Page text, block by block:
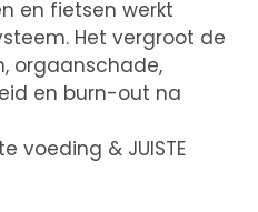
en fietsen werkt
Het vergroot de
orgaanschade,
en burn-out na
voeding & JUISTE